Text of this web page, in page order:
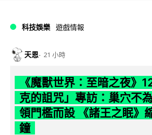
科技娛樂 遊戲情報
天恩 21 小時
《魔獸世界：至暗之夜》
克的詛咒」專訪：巢穴不
領門檻而設 《諸王之眠》
鐘